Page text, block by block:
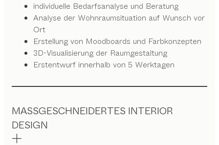
individuelle Bedarfsanalyse und Beratung
Analyse der Wohnraumsituation auf Wunsch vor
Ort
Erstellung von Moodboards und Farbkonzepten
3D-Visualisierung der Raumgestaltung
Erstentwurf innerhalb von 5 Werktagen
MASSGESCHNEIDERTES INTERIOR
DESIGN